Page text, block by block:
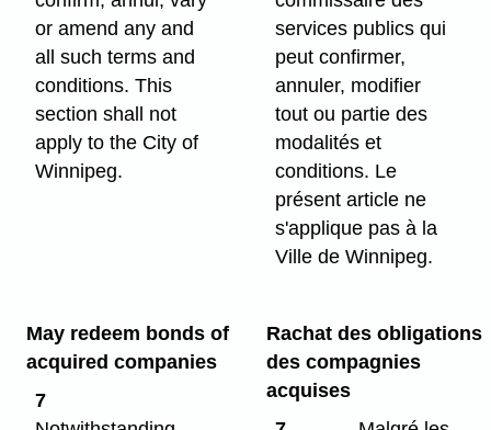
or amend any and
all such terms and
conditions. This
section shall not
apply to the City of
Winnipeg.
services publics qui
peut confirmer,
annuler, modifier
tout ou partie des
modalités et
conditions. Le
présent article ne
s'applique pas à la
Ville de Winnipeg.
May redeem bonds of
acquired companies
7
Rachat des obligations
des compagnies
acquises